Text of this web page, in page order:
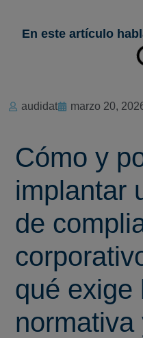
En este artículo
audidat marzo 20,
Cómo y
implantar
de
qué exige
normativa